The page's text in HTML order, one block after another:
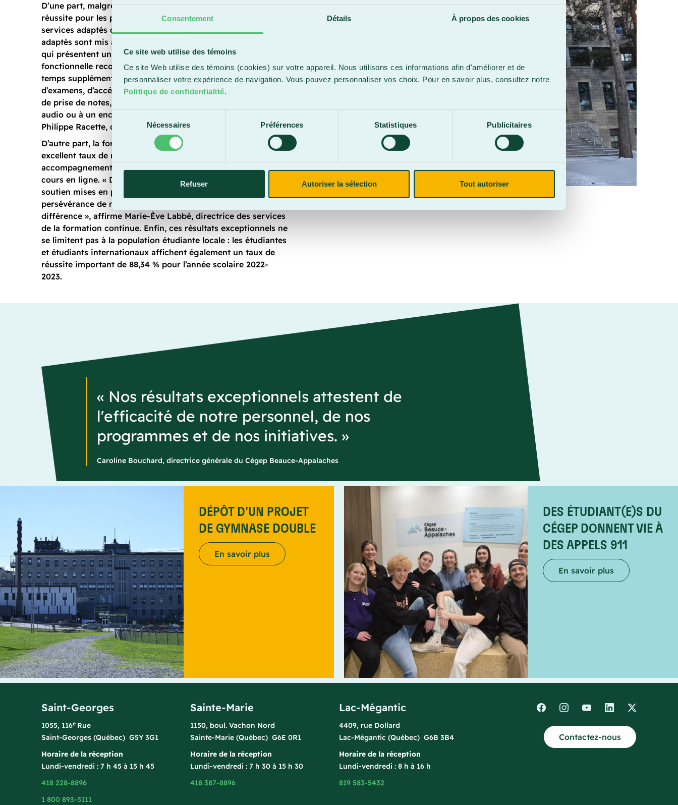
Consentement Détails À propos des cookies
Ce site web utilise des témoins
Ce site Web utilise des témoins (cookies) sur votre appareil. Nous utilisons ces informations afin d'améliorer et de
personnaliser votre expérience de navigation. Vous pouvez personnaliser vos choix. Pour en savoir plus, consultez notre
Politique de confidentialité.
Sélection
du
consentement
Nécessaires Préférences Statistiques Publicitaires
Refuser Autoriser la sélection Tout autoriser
D’une part, malgré quelques variations, le taux global de
réussite pour les personnes aux études bénéficiant de
services adaptés demeure élevé à 88,1 %. « Les services
adaptés sont mis à la disposition d’étudiants et d’étudiantes
qui présentent un trouble, un handicap ou une limitation
fonctionnelle reconnu. Ils permettent entre autres d’offrir du
temps supplémentaire lors de la réalisation de travaux ou
d’examens, d’accéder à des logiciels spécialisés, à des outils
de prise de notes, à des médias substituts comme les livres
audio ou à un encadrement scolaire spécialisé », précise
Philippe Racette, directeur adjoint des études.
D’autre part, la formation continue se distingue par son
excellent taux de réussite qui se traduit par un
accompagnement personnalisé spécialement adapté pour les
cours en ligne. « Depuis plusieurs années, les mesures de
soutien mises en place afin de favoriser la réussite et la
persévérance de nos étudiantes et étudiants font toute la
différence », affirme Marie-Ève Labbé, directrice des services
de la formation continue. Enfin, ces résultats exceptionnels ne
se limitent pas à la population étudiante locale : les étudiantes
et étudiants internationaux affichent également un taux de
réussite important de 88,34 % pour l’année scolaire 2022-
2023.
« Nos résultats exceptionnels attestent de
l'efficacité de notre personnel, de nos
programmes et de nos initiatives. »
Caroline Bouchard, directrice générale du Cégep Beauce-Appalaches
DÉPÔT D'UN PROJET
DE GYMNASE DOUBLE
En savoir plus
DES ÉTUDIANT(E)S DU
CÉGEP DONNENT VIE À
DES APPELS 911
En savoir plus
Saint-Georges
1055, 116e Rue
Saint-Georges (Québec) G5Y 3G1
Horaire de la réception
Lundi-vendredi : 7 h 45 à 15 h 45
418 228-8896
1 800 893-5111
Sainte-Marie
1150, boul. Vachon Nord
Sainte-Marie (Québec) G6E 0R1
Horaire de la réception
Lundi-vendredi : 7 h 30 à 15 h 30
418 387-8896
Lac-Mégantic
4409, rue Dollard
Lac-Mégantic (Québec) G6B 3B4
Horaire de la réception
Lundi-vendredi : 8 h à 16 h
819 583-5432
Contactez-nous